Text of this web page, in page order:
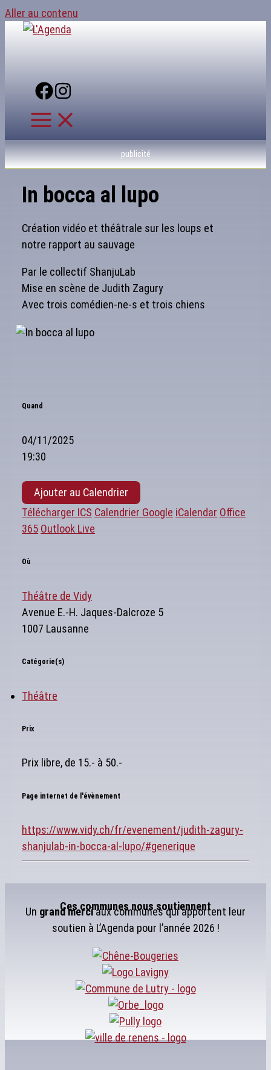
Aller au contenu
publicité
In bocca al lupo
Création vidéo et théâtrale sur les loups et
notre rapport au sauvage
Par le collectif ShanjuLab
Mise en scène de Judith Zagury
Avec trois comédien-ne-s et trois chiens
Quand
04/11/2025
19:30
Ajouter au Calendrier
Télécharger ICS Calendrier Google iCalendar Office
365 Outlook Live
Où
Théâtre de Vidy
Avenue E.-H. Jaques-Dalcroze 5
1007 Lausanne
Catégorie(s)
Théâtre
Prix
Prix libre, de 15.- à 50.-
Page internet de l'évènement
https://www.vidy.ch/fr/evenement/judith-zagury-
shanjulab-in-bocca-al-lupo/#generique
Ces communes nous soutiennent
Un grand merciaux communes qui apportent leur
soutien à L’Agenda pour l’année 2026 !